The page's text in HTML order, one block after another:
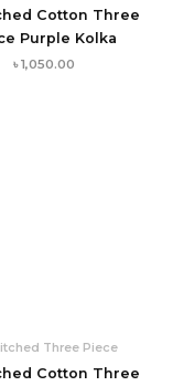
Cotton Three
Purple Kolka
৳1,050.00
Three Piece
Cotton Three